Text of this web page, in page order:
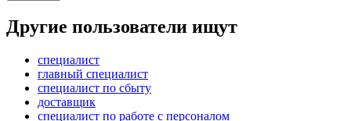
Другие пользователи ищут
специалист
главный специалист
специалист по сбыту
доставщик
специалист по работе с персоналом